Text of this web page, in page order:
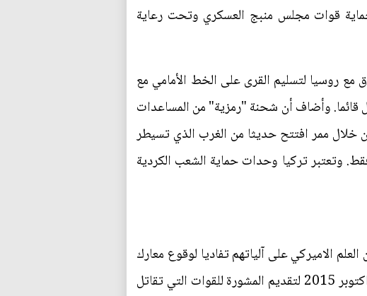
قوات مجلس منبج العسكري وتحت رعاية
روسيا لتسليم القرى على الخط الأمامي مع
قائما. وأضاف أن شحنة "رمزية" من المساعدات
خلال ممر افتتح حديثا من الغرب الذي تسيطر
وتعتبر تركيا وحدات حماية الشعب الكردية
الاميركي على آلياتهم تفاديا لوقوع معارك
بين مختلف القوات الموجودة في المنطقة. وتنتشر قوات اميركية في سوريا منذ تشرين الاول/اكتوبر 2015 لتقديم المشورة للقوات التي تقاتل